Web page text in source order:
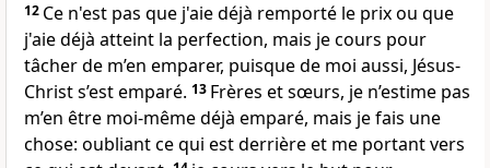
12 Ce n'est pas que j'aie déjà remporté le prix ou que
j'aie déjà atteint la perfection, mais je cours pour
tâcher de m’en emparer, puisque de moi aussi, Jésus-
Christ s’est emparé. 13 Frères et sœurs, je n’estime pas
m’en être moi-même déjà emparé, mais je fais une
chose: oubliant ce qui est derrière et me portant vers